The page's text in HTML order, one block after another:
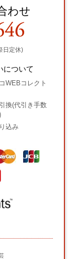
わせ
日定休)
について
WEBコレクト
換(代引き手数
込み